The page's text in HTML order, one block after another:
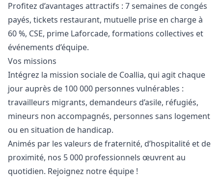
Profitez d’avantages attractifs : 7 semaines de congés
payés, tickets restaurant, mutuelle prise en charge à
60 %, CSE, prime Laforcade, formations collectives et
événements d’équipe.
Vos missions
Intégrez la mission sociale de Coallia, qui agit chaque
jour auprès de 100 000 personnes vulnérables :
travailleurs migrants, demandeurs d’asile, réfugiés,
mineurs non accompagnés, personnes sans logement
ou en situation de handicap.
Animés par les valeurs de fraternité, d’hospitalité et de
proximité, nos 5 000 professionnels œuvrent au
quotidien. Rejoignez notre équipe !